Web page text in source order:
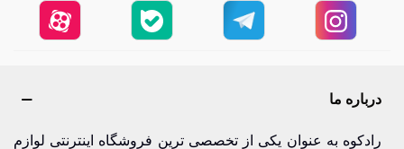
درباره ما
رادکوه به عنوان یکی از تخصصی ترین فروشگاه اینترنتی لوازم